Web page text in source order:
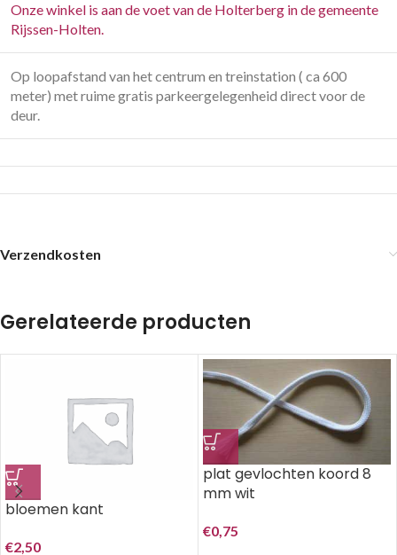
Onze winkel is aan de voet van de Holterberg in de gemeente
Rijssen-Holten.
Op loopafstand van het centrum en treinstation ( ca 600
meter) met ruime gratis parkeergelegenheid direct voor de
deur.
Verzendkosten
Gerelateerde producten
bloemen kant
€2,50
plat gevlochten koord 8
mm wit
€0,75